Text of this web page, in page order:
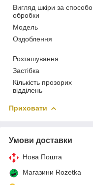
Вигляд шкіри за
обробки
Модель
Оздоблення
Розташування
Застібка
Кількість прозорих
відділень
Приховати
Умови доставки
Нова Пошта
Магазини Rozetka